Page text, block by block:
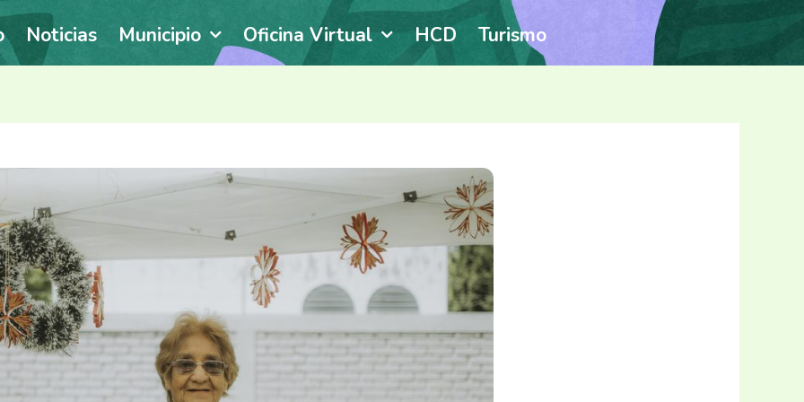
Noticias Municipio Oficina Virtual HCD Turismo